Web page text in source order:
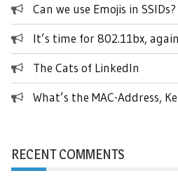
Can we use Emojis in SSIDs?
It’s time for 802.11bx,
The Cats of LinkedIn
What’s the MAC-Address,
RECENT COMMENTS